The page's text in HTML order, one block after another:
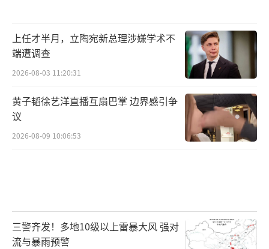
上任才半月，立陶宛新总理涉嫌学术不
端遭调查
2026-08-03 11:20:31
黄子韬徐艺洋直播互扇巴掌 边界感引争
议
2026-08-09 10:06:53
三警齐发！多地10级以上雷暴大风 强对
流与暴雨预警